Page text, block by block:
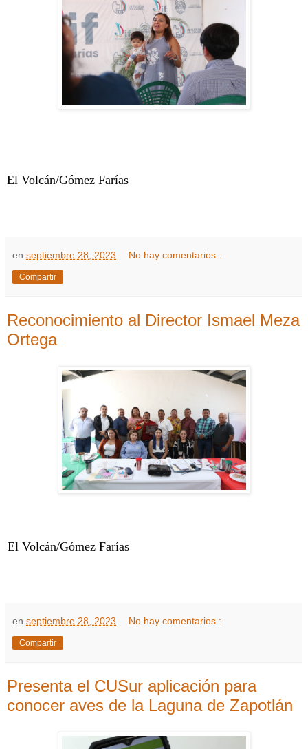
El Volcán/Gómez Farías
en septiembre 28, 2023 No hay comentarios.:
Compartir
Reconocimiento al Director Ismael Meza
Ortega
El Volcán/Gómez Farías
en septiembre 28, 2023 No hay comentarios.:
Compartir
Presenta el CUSur aplicación para
conocer aves de la Laguna de Zapotlán